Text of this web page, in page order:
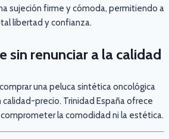
sujeción firme y cómoda, permitiendo a
libertad y confianza.
sin renunciar a la calidad
una peluca sintética oncológica
precio. Trinidad España ofrece
la comodidad ni la estética.